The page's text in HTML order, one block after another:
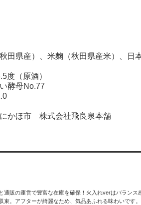
田県産）、米麴（秋田県産米）、日
度（原酒）
酵母No.77
かほ市 株式会社飛良泉本舗
通販の運営で豊富な在庫を確保！火入れverはバランス
束。アフターが綺麗なため、気品あふれる味わいです。